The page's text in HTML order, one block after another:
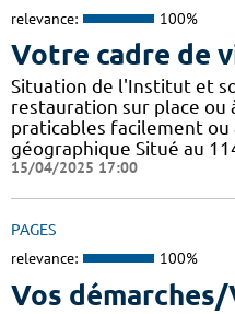
relevance: 100%
Votre cadre de
Situation de l'Institut et
restauration sur place ou
praticables facilement ou
géographique Situé au
15/04/2025 17:00
PAGES
relevance: 100%
Vos